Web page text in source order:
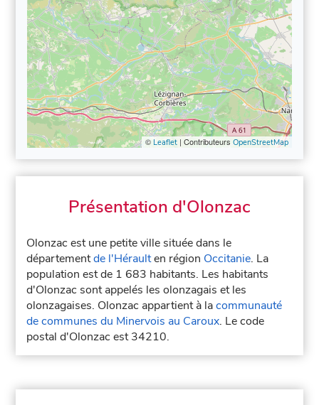
© Leaflet| Contributeurs OpenStreetMap
Présentation d'Olonzac
Olonzac est une petite ville située dans le
départementde l'Héraulten région Occitanie. La
population est de 1 683 habitants. Les habitants
d'Olonzac sont appelés les olonzagais et les
olonzagaises. Olonzac appartient à lacommunauté
de communes du Minervois au Caroux. Le code
postal d'Olonzac est 34210.